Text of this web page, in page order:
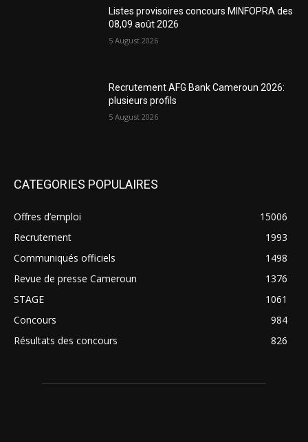
Listes provisoires concours MINFOPRA des
08,09 août 2026
5 August 2026
Recrutement AFG Bank Cameroun 2026:
plusieurs profils
5 August 2026
CATEGORIES POPULAIRES
Offres d’emploi
15006
Recrutement
1993
Communiqués officiels
1498
Revue de presse Cameroun
1376
STAGE
1061
Concours
984
Résultats des concours
826